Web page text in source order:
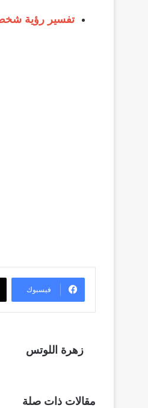
تفسير رؤية
فيسبوك
زهرة اللوتس
مقالات ذات صلة